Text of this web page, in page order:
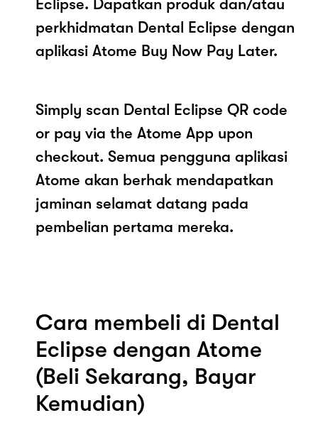
Eclipse. Dapatkan produk dan/atau
perkhidmatan Dental Eclipse dengan
aplikasi Atome Buy Now Pay Later.
Simply scan Dental Eclipse QR code
or pay via the Atome App upon
checkout. Semua pengguna aplikasi
Atome akan berhak mendapatkan
jaminan selamat datang pada
pembelian pertama mereka.
Cara membeli di Dental
Eclipse dengan Atome
(Beli Sekarang, Bayar
Kemudian)